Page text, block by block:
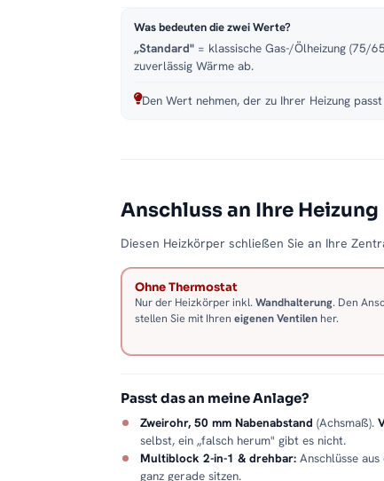
Was bedeuten die zwei Werte?
„Standard" = klassische Gas-/Ölheizung (75/
zuverlässig Wärme ab.
Den Wert nehmen, der zu Ihrer Heizung
Anschluss an Ihre Heizung
Diesen Heizkörper schließen Sie an Ihre
Ohne Thermostat
Nur der Heizkörper inkl. Wandhalterung. Den
stellen Sie mit Ihren eigenen Ventilen her.
Passt das an meine Anlage?
Zweirohr, 50 mm Nabenabstand (Achsmaß).
selbst, ein „falsch herum" gibt es nicht.
Multiblock 2-in-1 & drehbar: Anschlüsse aus
ganz gerade sitzen.